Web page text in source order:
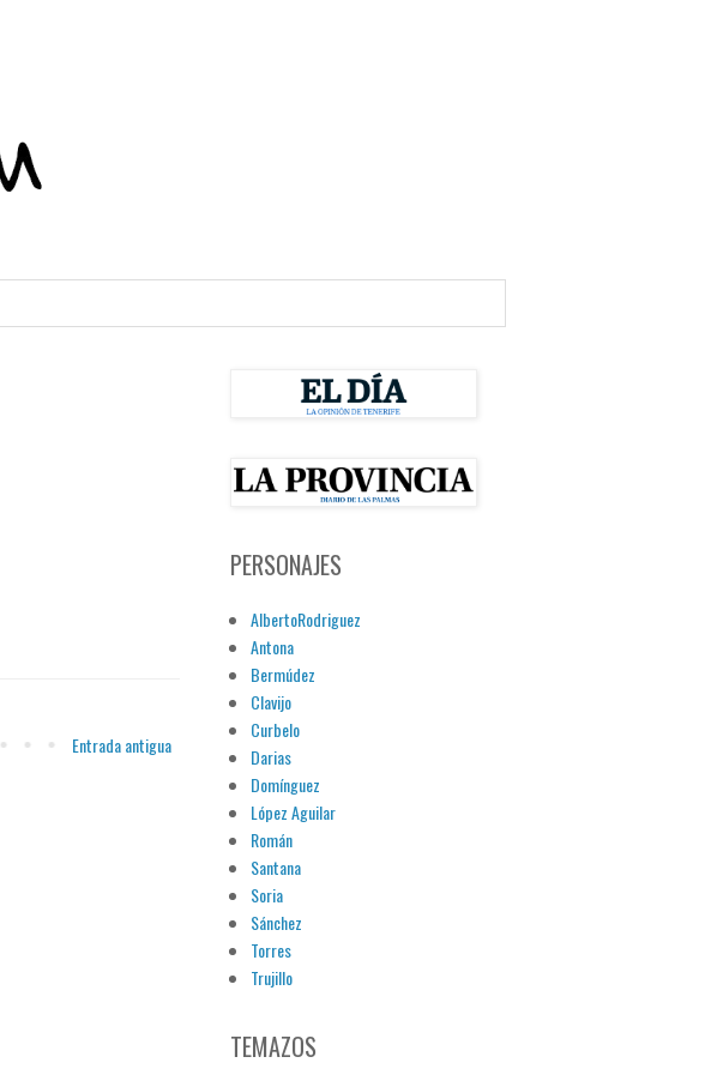
Entrada antigua
PERSONAJES
AlbertoRodriguez
Antona
Bermúdez
Clavijo
Curbelo
Darias
Domínguez
López Aguilar
Román
Santana
Soria
Sánchez
Torres
Trujillo
TEMAZOS